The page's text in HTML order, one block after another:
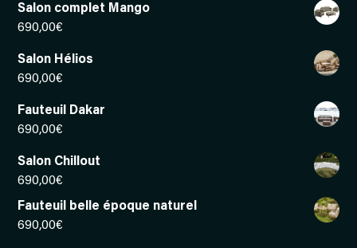
Salon complet Mango
690,00€
Salon Hélios
690,00€
Fauteuil Dakar
690,00€
Salon Chillout
690,00€
Fauteuil belle époque naturel
690,00€